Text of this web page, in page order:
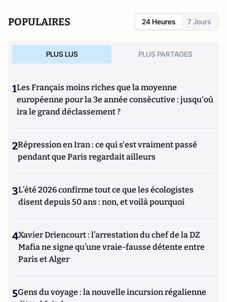
POPULAIRES 24 Heures 7 Jours
PLUS LUS PLUS PARTAGES
1Les Français moins riches que la moyenne
européenne pour la 3e année consécutive : jusqu'où
ira le grand déclassement ?
2Répression en Iran : ce qui s'est vraiment passé
pendant que Paris regardait ailleurs
3L’été 2026 confirme tout ce que les écologistes
disent depuis 50 ans : non, et voilà pourquoi
4Xavier Driencourt : l’arrestation du chef de la DZ
Mafia ne signe qu’une vraie-fausse détente entre
Paris et Alger
5Gens du voyage : la nouvelle incursion régalienne